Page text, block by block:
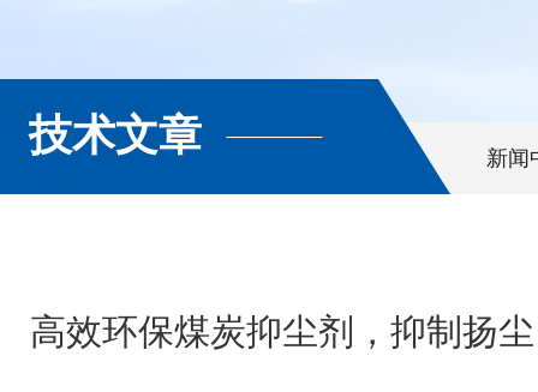
技术文章 新闻
高效环保煤炭抑尘剂，抑制扬